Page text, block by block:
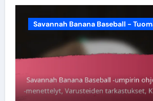
Savannah Banana Baseball -